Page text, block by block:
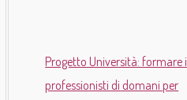
Progetto Università: formare i
professionisti di domani per